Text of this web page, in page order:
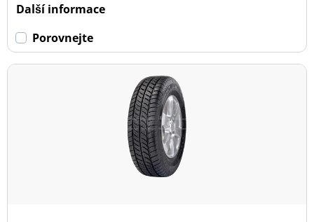
Další informace
Porovnejte